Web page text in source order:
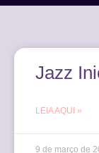
Jazz
LEIA AQUI »
9 de março de